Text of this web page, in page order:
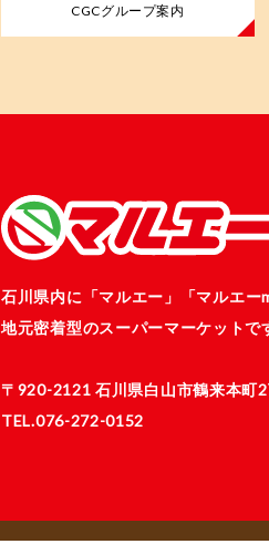
CGCグループ案内
石川県内に「マルエー」
「マルエ
地元密着型のスーパーマーケットで
〒920-2121 石川県白山市鶴来本町
TEL.076-272-0152